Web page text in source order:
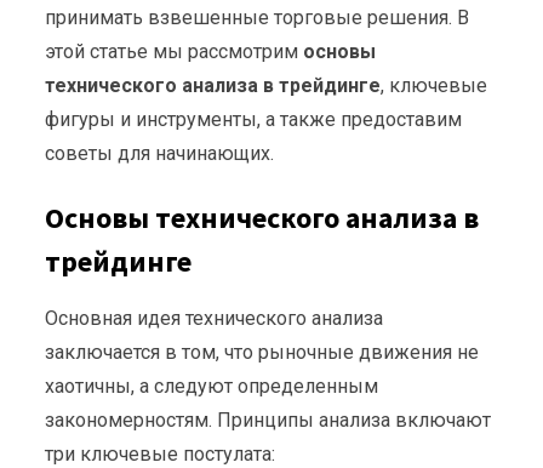
принимать взвешенные торговые решения. В
этой статье мы рассмотрим основы
технического анализа в трейдинге, ключевые
фигуры и инструменты, а также предоставим
советы для начинающих.
Основы технического анализа в
трейдинге
Основная идея технического анализа
заключается в том, что рыночные движения не
хаотичны, а следуют определенным
закономерностям. Принципы анализа включают
три ключевые постулата: